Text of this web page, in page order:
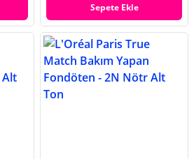
Sepete Ekle